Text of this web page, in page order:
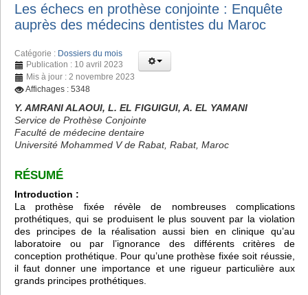
Les échecs en prothèse conjointe : Enquête
auprès des médecins dentistes du Maroc
Catégorie : Dossiers du mois
Publication : 10 avril 2023
Mis à jour : 2 novembre 2023
Affichages : 5348
Y. AMRANI ALAOUI, L. EL FIGUIGUI, A. EL YAMANI
Service de Prothèse Conjointe
Faculté de médecine dentaire
Université Mohammed V de Rabat, Rabat, Maroc
RÉSUMÉ
Introduction :
La prothèse fixée révèle de nombreuses complications
prothétiques, qui se produisent le plus souvent par la violation
des principes de la réalisation aussi bien en clinique qu’au
laboratoire ou par l’ignorance des différents critères de
conception prothétique. Pour qu’une prothèse fixée soit réussie,
il faut donner une importance et une rigueur particulière aux
grands principes prothétiques.